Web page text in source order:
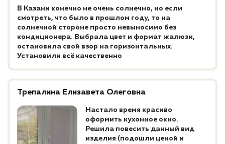
В Казани конечно не очень солнечно, но если
смотреть, что было в прошлом году, то на
солнечной стороне просто невыносимо без
кондиционера. Выбрала цвет и формат жалюзи,
остановила свой взор на горизонтальных.
Установили всё качественно
Трепалина Елизавета Олеговна
Настало время красиво
оформить кухонное окно.
Решила повесить данный вид
изделия (подошли ценой и